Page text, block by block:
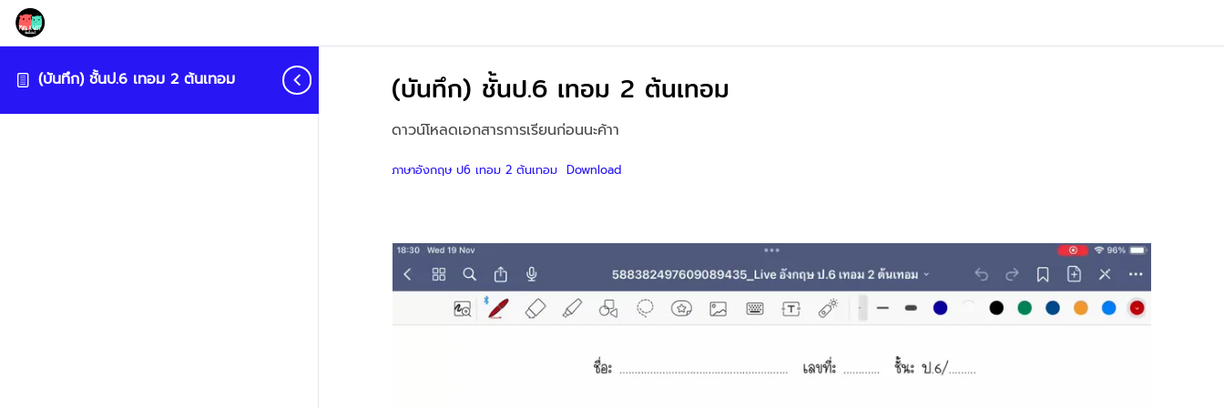
(บันทึก) ชั้นป.6 เทอม 2 ต้นเทอม (บันทึก) ชั้นป.6 เทอม 2 ต้นเทอม
ดาวน์โหลดเอกสารการเรียนก่อนนะค้าา
ภาษาอังกฤษ ป6 เทอม 2 ต้นเทอม Download